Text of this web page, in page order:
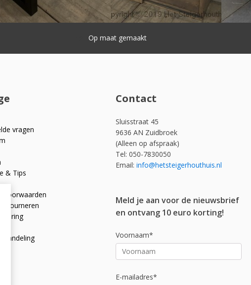
Snelle levering
vragen
& Tips
voorwaarden
retourneren
Contact
Sluisstraat 45
9636 AN Zuidbroek
(Alleen op afspraak)
Tel: 050-7830050
Email: info@hetsteigerhouthuis.nl
Meld je aan voor de nieuwsbrief
en ontvang 10 euro korting!
Voornaam*
E-mailadres*